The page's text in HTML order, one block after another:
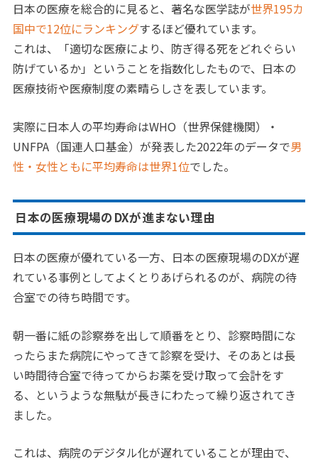
日本の医療を総合的に見ると、著名な医学誌が世界195カ
国中で12位にランキングするほど優れています。
これは、「適切な医療により、防ぎ得る死をどれぐらい
防げているか」ということを指数化したもので、日本の
医療技術や医療制度の素晴らしさを表しています。
実際に日本人の平均寿命はWHO（世界保健機関）・
UNFPA（国連人口基金）が発表した2022年のデータで男
性・女性ともに平均寿命は世界1位でした。
日本の医療現場のDXが進まない理由
日本の医療が優れている一方、日本の医療現場のDXが遅
れている事例としてよくとりあげられるのが、病院の待
合室での待ち時間です。
朝一番に紙の診察券を出して順番をとり、診察時間にな
ったらまた病院にやってきて診察を受け、そのあとは長
い時間待合室で待ってからお薬を受け取って会計をす
る、というような無駄が長きにわたって繰り返されてき
ました。
これは、病院のデジタル化が遅れていることが理由で、